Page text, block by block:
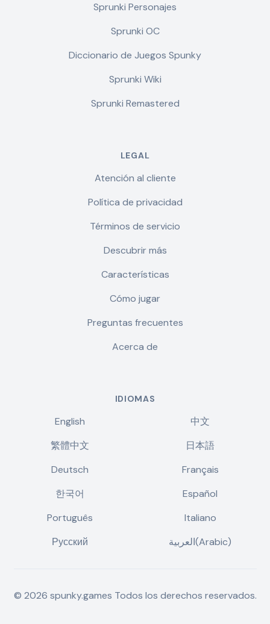
Sprunki Personajes
Sprunki OC
Diccionario de Juegos Spunky
Sprunki Wiki
Sprunki Remastered
LEGAL
Atención al cliente
Política de privacidad
Términos de servicio
Descubrir más
Características
Cómo jugar
Preguntas frecuentes
Acerca de
IDIOMAS
English
中文
繁體中文
日本語
Deutsch
Français
한국어
Español
Português
Italiano
Русский
العربية(Arabic)
© 2026 spunky.games Todos los derechos reservados.